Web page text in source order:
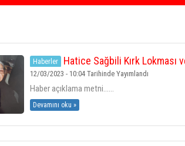
Haberler Hatice Sağbili Kırk Lokması
12/03/2023 - 10:04 Tarihinde Yayımlandı
Haber açıklama metni......
Devamını oku »